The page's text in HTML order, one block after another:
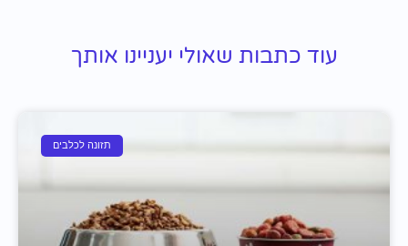
עוד כתבות שאולי יעניינו אותך
תזונה לכלבים